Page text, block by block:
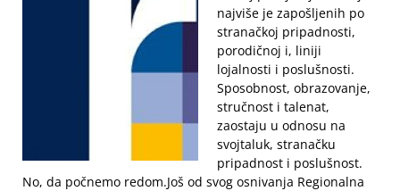
najviše je zapošljenih po
stranačkoj pripadnosti,
porodičnoj i, liniji
lojalnosti i poslušnosti.
Sposobnost, obrazovanje,
stručnost i talenat,
zaostaju u odnosu na
svojtaluk, stranačku
pripadnost i poslušnost.
No, da počnemo redom.Još od svog osnivanja Regionalna